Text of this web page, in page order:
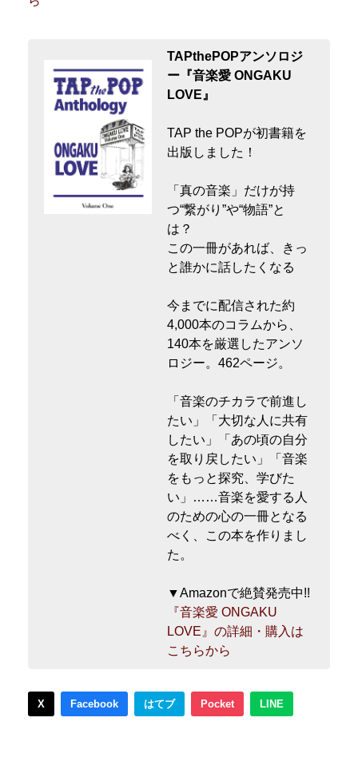
TAPthePOPアンソロジ
ー『音楽愛 ONGAKU
LOVE』
TAP the POPが初書籍を
出版しました！
「真の音楽」だけが持
つ“繋がり”や“物語”と
は？
この一冊があれば、きっ
と誰かに話したくなる
今までに配信された約
4,000本のコラムから、
140本を厳選したアンソ
ロジー。462ページ。
「音楽のチカラで前進し
たい」「大切な人に共有
したい」「あの頃の自分
を取り戻したい」「音楽
をもっと探究、学びた
い」……音楽を愛する人
のための心の一冊となる
べく、この本を作りまし
た。
▼Amazonで絶賛発売中!!
『音楽愛 ONGAKU
LOVE』の詳細・購入は
こちらから
X Facebook はてブ Pocket LINE